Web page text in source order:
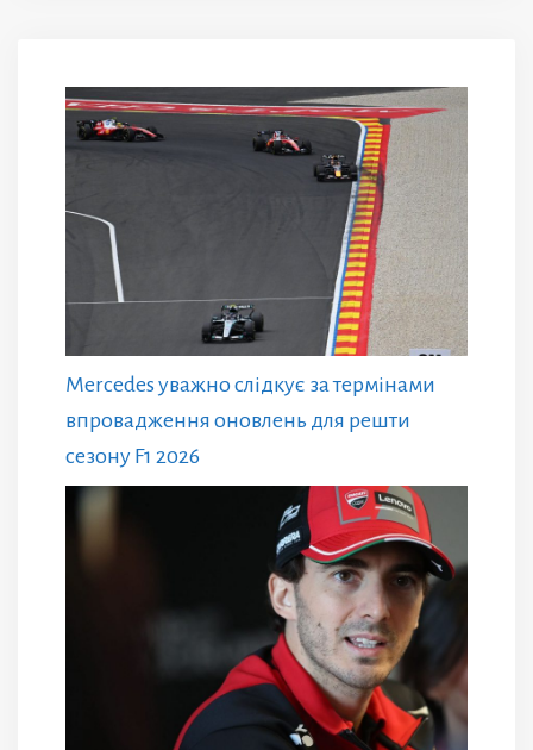
Mercedes уважно слідкує за термінами
впровадження оновлень для решти
сезону F1 2026